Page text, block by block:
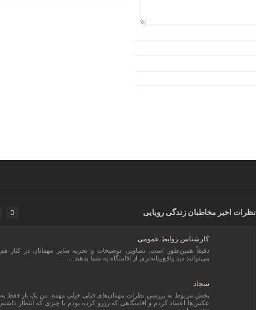
نظرات اخیر مخاطبان زندگی رویایی
کارشناس روابط عمومی
دقیقاً همین‌طور است. تصاویر، توضیحات و تجربه سایر مهمانان در کنار هم
می‌توانند دید واقع‌بینانه‌تری از اقامتگاه به شما بدهند....
سجاد
بخش مربوط به بررسی نظرات مهمان‌های قبلی خیلی مهمه. من یک بار فقط به
عکس‌ها اعتماد کردم و اقامتگاهی که رزرو کرده بودم با چیزی که انتظار داشتم